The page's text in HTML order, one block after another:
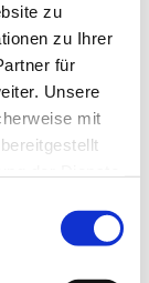
zu
zu Ihrer
für
Unsere
mit